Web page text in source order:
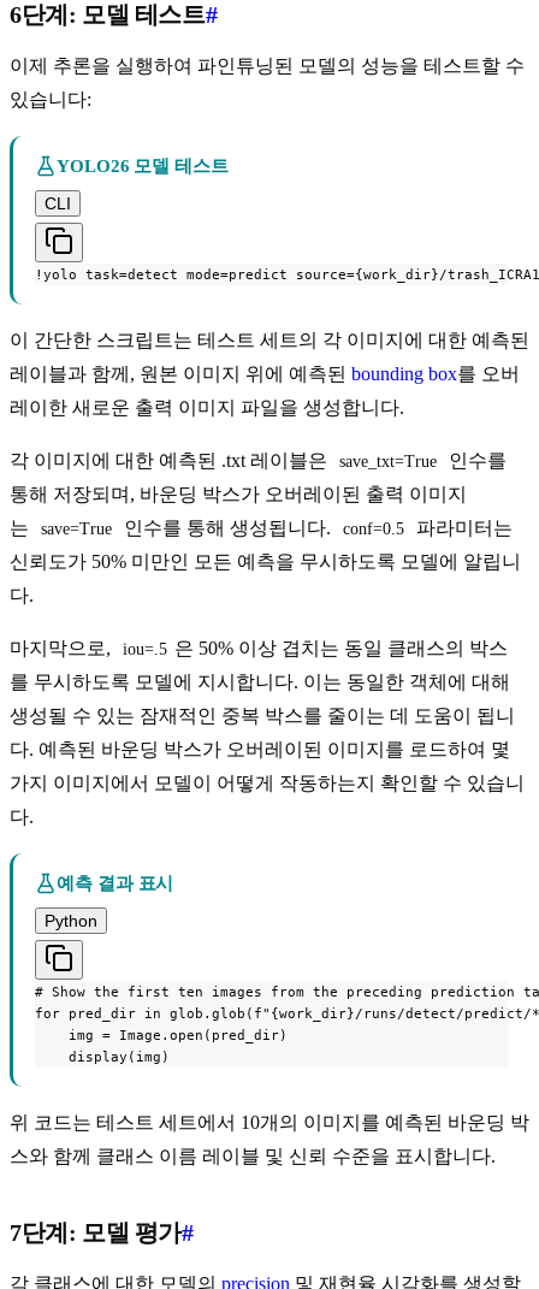
6단계: 모델 테스트#
이제 추론을 실행하여 파인튜닝된 모델의 성능을 테스트할 수
있습니다:
YOLO26 모델 테스트
CLI
!yolo task=detect mode=predict source={work_dir}/
이 간단한 스크립트는 테스트 세트의 각 이미지에 대한 예측된
레이블과 함께, 원본 이미지 위에 예측된 bounding box를 오버
레이한 새로운 출력 이미지 파일을 생성합니다.
각 이미지에 대한 예측된 .txt 레이블은 save_txt=True
인수를
통해 저장되며, 바운딩 박스가 오버레이된 출력 이미지
는
save=True 인수를 통해 생성됩니다. conf=0.5
파라미터는
신뢰도가 50% 미만인 모든 예측을 무시하도록 모델에 알립니
다.
마지막으로, iou=.5 은 50% 이상 겹치는 동일 클래스의 박스
를 무시하도록 모델에 지시합니다. 이는 동일한 객체에 대해
생성될 수 있는 잠재적인 중복 박스를 줄이는 데 도움이 됩니
다. 예측된 바운딩 박스가 오버레이된 이미지를 로드하여 몇
가지 이미지에서 모델이 어떻게 작동하는지 확인할 수 있습니
다.
예측 결과 표시
Python
# Show the first ten images from the preceding prediction
for pred_dir in glob.glob(f"{work_dir}/runs/detect/
    img = Image.open(pred_dir)
    display(img)
위 코드는 테스트 세트에서 10개의 이미지를 예측된 바운딩 박
스와 함께 클래스 이름 레이블 및 신뢰 수준을 표시합니다.
7단계: 모델 평가#
각 클래스에 대한 모델의 precision 및 재현율 시각화를 생성할